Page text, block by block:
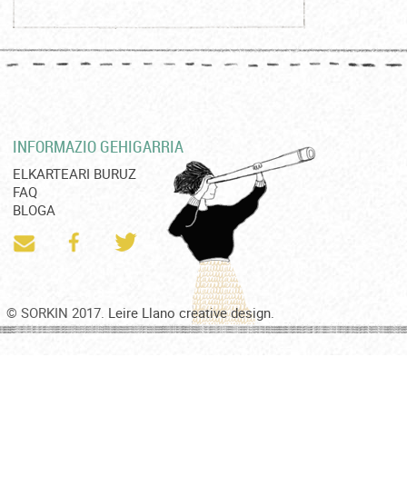
INFORMAZIO GEHIGARRIA
ELKARTEARI BURUZ
FAQ
BLOGA
© SORKIN 2017. Leire Llano creative design.